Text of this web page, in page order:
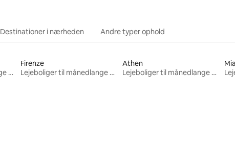
Destinationer i nærheden Andre typer ophold
Lejeboliger til månedlange ophold
Firenze
Lejeboliger til månedlange ophold
Athen
Lejeboliger til månedlange ophold